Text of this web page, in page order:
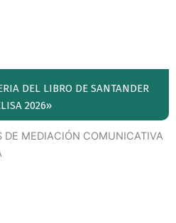
DEL LIBRO DE SANTANDER
2026»